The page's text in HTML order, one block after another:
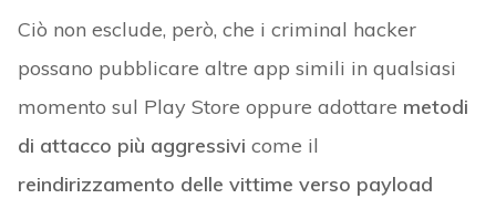
Ciò non esclude, però, che i criminal hacker
possano pubblicare altre app simili in qualsiasi
momento sul Play Store oppure adottare metodi
di attacco più aggressivi come il
reindirizzamento delle vittime verso payload